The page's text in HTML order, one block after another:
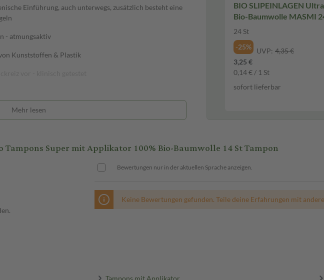
Einführung, auch unterwegs, zusätzlich besteht eine
- atmungsaktiv
Kunststoffen & Plastik
Mehr lesen
BIO SLIPEINLAGEN
Bio-Baumwolle MASMI
24 St
-25%
UVP: 4,35 €
3,25 €
0,14 € / 1 St
sofort lieferbar
Super mit Applikator 100% Bio-Baumwolle 14 St Tampon
Bewertungen nur in der aktuellen Sprache anzeigen.
Keine Bewertungen gefunden. Teile deine Erfahrungen mit
Tampons mit Applikator